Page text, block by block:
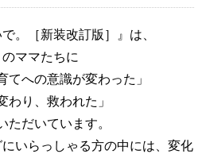
。［新装改訂版］』は、
のママたちに
てへの意識が変わった」
わり、救われた」
ただいています。
いらっしゃる方の中には、変化